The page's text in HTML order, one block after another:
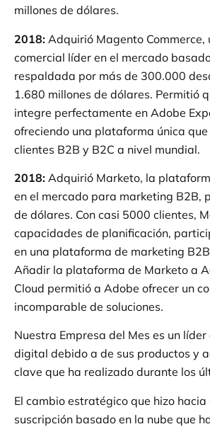
millones de dólares.
2018: Adquirió Magento
comercial líder en el mercado
respaldada por más de 300.000
1.680 millones de dólares. Permitió
integre perfectamente en Adobe
ofreciendo una plataforma única
clientes B2B y B2C a nivel mundial.
2018: Adquirió Marketo, la
en el mercado para marketing B2B,
de dólares. Con casi 5000 clientes,
capacidades de planificación,
en una plataforma de marketing
Añadir la plataforma de Marketo a
Cloud permitió a Adobe ofrecer un
incomparable de soluciones.
Nuestra Empresa del Mes es un líder
digital debido a de sus productos y
clave que ha realizado durante los
El cambio estratégico que hizo hacia
suscripción basado en la nube que